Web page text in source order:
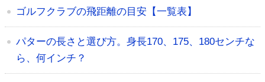
ゴルフクラブの飛距離の目安【一覧表】
パターの長さと選び方。身長170、175、180センチな
ら、何インチ？